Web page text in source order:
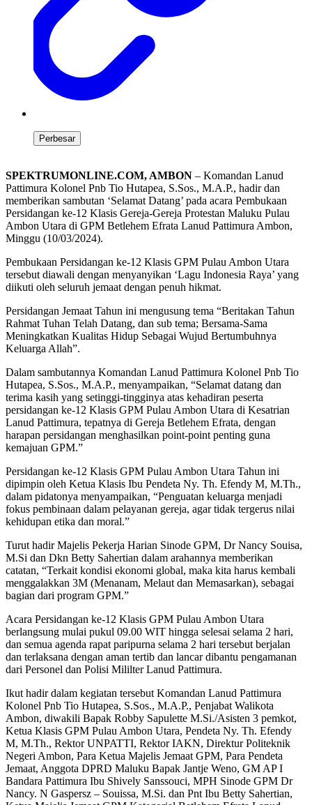
Perbesar
SPEKTRUMONLINE.COM, AMBON – Komandan Lanud
Pattimura Kolonel Pnb Tio Hutapea, S.Sos., M.A.P., hadir dan
memberikan sambutan ‘Selamat Datang’ pada acara Pembukaan
Persidangan ke-12 Klasis Gereja-Gereja Protestan Maluku Pulau
Ambon Utara di GPM Betlehem Efrata Lanud Pattimura Ambon,
Minggu (10/03/2024).
Pembukaan Persidangan ke-12 Klasis GPM Pulau Ambon Utara
tersebut diawali dengan menyanyikan ‘Lagu Indonesia Raya’ yang
diikuti oleh seluruh jemaat dengan penuh hikmat.
Persidangan Jemaat Tahun ini mengusung tema “Beritakan Tahun
Rahmat Tuhan Telah Datang, dan sub tema; Bersama-Sama
Meningkatkan Kualitas Hidup Sebagai Wujud Bertumbuhnya
Keluarga Allah”.
Dalam sambutannya Komandan Lanud Pattimura Kolonel Pnb Tio
Hutapea, S.Sos., M.A.P., menyampaikan, “Selamat datang dan
terima kasih yang setinggi-tingginya atas kehadiran peserta
persidangan ke-12 Klasis GPM Pulau Ambon Utara di Kesatrian
Lanud Pattimura, tepatnya di Gereja Betlehem Efrata, dengan
harapan persidangan menghasilkan point-point penting guna
kemajuan GPM.”
Persidangan ke-12 Klasis GPM Pulau Ambon Utara Tahun ini
dipimpin oleh Ketua Klasis Ibu Pendeta Ny. Th. Efendy M, M.Th.,
dalam pidatonya menyampaikan, “Penguatan keluarga menjadi
fokus pembinaan dalam pelayanan gereja, agar tidak tergerus nilai
kehidupan etika dan moral.”
Turut hadir Majelis Pekerja Harian Sinode GPM, Dr Nancy Souisa,
M.Si dan Dkn Betty Sahertian dalam arahannya memberikan
catatan, “Terkait kondisi ekonomi global, maka kita harus kembali
menggalakkan 3M (Menanam, Melaut dan Memasarkan), sebagai
bagian dari program GPM.”
Acara Persidangan ke-12 Klasis GPM Pulau Ambon Utara
berlangsung mulai pukul 09.00 WIT hingga selesai selama 2 hari,
dan semua agenda rapat paripurna selama 2 hari tersebut berjalan
dan terlaksana dengan aman tertib dan lancar dibantu pengamanan
dari Personel dan Polisi Mililter Lanud Pattimura.
Ikut hadir dalam kegiatan tersebut Komandan Lanud Pattimura
Kolonel Pnb Tio Hutapea, S.Sos., M.A.P., Penjabat Walikota
Ambon, diwakili Bapak Robby Sapulette M.Si./Asisten 3 pemkot,
Ketua Klasis GPM Pulau Ambon Utara, Pendeta Ny. Th. Efendy
M, M.Th., Rektor UNPATTI, Rektor IAKN, Direktur Politeknik
Negeri Ambon, Para Ketua Majelis Jemaat GPM, Para Pendeta
Jemaat, Anggota DPRD Maluku Bapak Jantje Weno, GM AP I
Bandara Pattimura Ibu Shively Sanssouci, MPH Sinode GPM Dr
Nancy. N Gaspersz – Souissa, M.Si. dan Pnt Ibu Betty Sahertian,